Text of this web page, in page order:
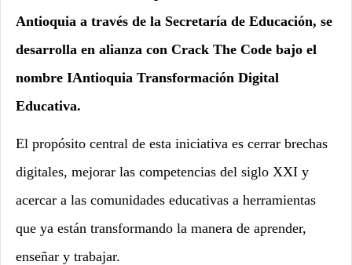
Antioquia a través de la Secretaría de Educación, se
desarrolla en alianza con Crack The Code bajo el
nombre IAntioquia Transformación Digital
Educativa.
El propósito central de esta iniciativa es cerrar brechas
digitales, mejorar las competencias del siglo XXI y
acercar a las comunidades educativas a herramientas
que ya están transformando la manera de aprender,
enseñar y trabajar.